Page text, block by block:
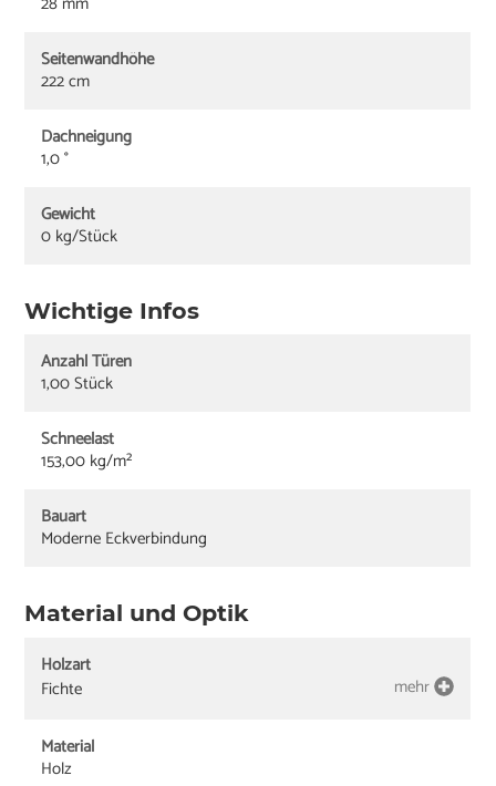
Seitenwandhöhe
222 cm
Dachneigung
1,0 °
Gewicht
0 kg/Stück
Wichtige Infos
Anzahl Türen
1,00 Stück
Schneelast
153,00 kg/m²
Bauart
Moderne Eckverbindung
Material und Optik
Holzart
Fichte
mehr
Material
Holz